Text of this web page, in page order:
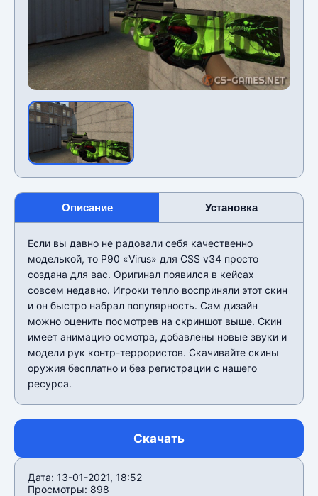
Описание Установка
Если вы давно не радовали себя качественно
моделькой, то P90 «Virus» для CSS v34 просто
создана для вас. Оригинал появился в кейсах
совсем недавно. Игроки тепло восприняли этот скин
и он быстро набрал популярность. Сам дизайн
можно оценить посмотрев на скриншот выше. Скин
имеет анимацию осмотра, добавлены новые звуки и
модели рук контр-террористов. Скачивайте скины
оружия бесплатно и без регистрации с нашего
ресурса.
Скачать
Дата: 13-01-2021, 18:52
Просмотры: 898